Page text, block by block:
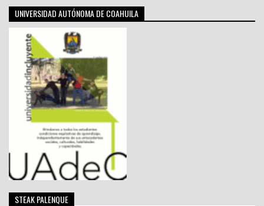
UNIVERSIDAD AUTÓNOMA DE COAHUILA
STEAK PALENQUE